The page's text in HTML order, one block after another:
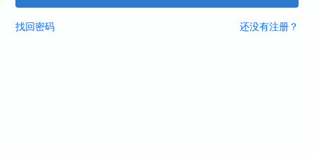
找回密码 还没有注册？